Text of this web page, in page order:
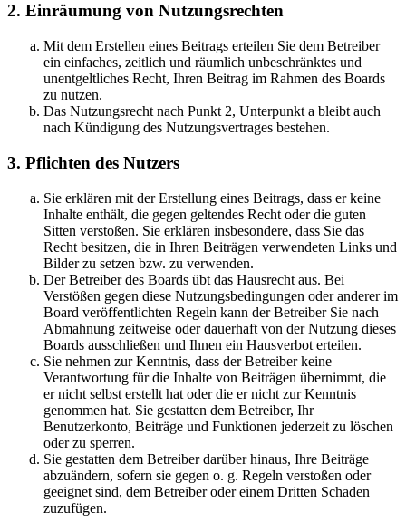
2. Einräumung von Nutzungsrechten
Mit dem Erstellen eines Beitrags erteilen Sie dem Betreiber
ein einfaches, zeitlich und räumlich unbeschränktes und
unentgeltliches Recht, Ihren Beitrag im Rahmen des Boards
zu nutzen.
Das Nutzungsrecht nach Punkt 2, Unterpunkt a bleibt auch
nach Kündigung des Nutzungsvertrages bestehen.
3. Pflichten des Nutzers
Sie erklären mit der Erstellung eines Beitrags, dass er keine
Inhalte enthält, die gegen geltendes Recht oder die guten
Sitten verstoßen. Sie erklären insbesondere, dass Sie das
Recht besitzen, die in Ihren Beiträgen verwendeten Links und
Bilder zu setzen bzw. zu verwenden.
Der Betreiber des Boards übt das Hausrecht aus. Bei
Verstößen gegen diese Nutzungsbedingungen oder anderer im
Board veröffentlichten Regeln kann der Betreiber Sie nach
Abmahnung zeitweise oder dauerhaft von der Nutzung dieses
Boards ausschließen und Ihnen ein Hausverbot erteilen.
Sie nehmen zur Kenntnis, dass der Betreiber keine
Verantwortung für die Inhalte von Beiträgen übernimmt, die
er nicht selbst erstellt hat oder die er nicht zur Kenntnis
genommen hat. Sie gestatten dem Betreiber, Ihr
Benutzerkonto, Beiträge und Funktionen jederzeit zu löschen
oder zu sperren.
Sie gestatten dem Betreiber darüber hinaus, Ihre Beiträge
abzuändern, sofern sie gegen o. g. Regeln verstoßen oder
geeignet sind, dem Betreiber oder einem Dritten Schaden
zuzufügen.